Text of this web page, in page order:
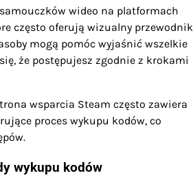
wideo na platformach
często oferują wizualny przewodnik
mogą pomóc wyjaśnić wszelkie
że postępujesz zgodnie z krokami
wsparcia Steam często zawiera
proces wykupu kodów, co
wykupu kodów